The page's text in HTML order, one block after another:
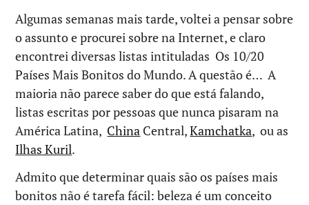
Algumas semanas mais tarde, voltei a pensar sobre
o assunto e procurei sobre na Internet, e claro
encontrei diversas listas intituladas Os 10/20
Países Mais Bonitos do Mundo. A questão é… A
maioria não parece saber do que está falando,
listas escritas por pessoas que nunca pisaram na
América Latina, China Central,Kamchatka, ou as
Ilhas Kuril.
Admito que determinar quais são os países mais
bonitos não é tarefa fácil: beleza é um conceito